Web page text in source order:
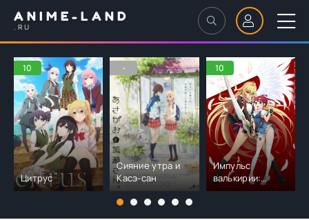
ANIME-LAND
.RU
10
Цитрус
-
Сияние утра и
Касэ-сан
10
Импульс
валькирии:
Русалочка